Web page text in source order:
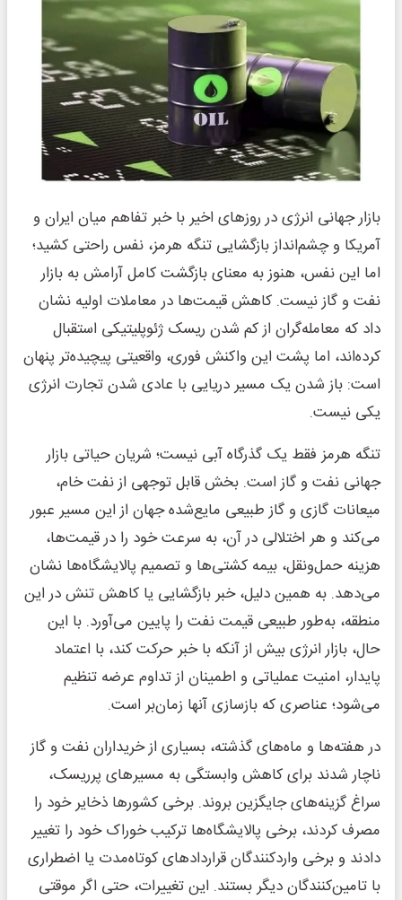
بازار جهانی انرژی در روزهای اخیر با خبر تفاهم میان ایران و
آمریکا و چشم‌انداز بازگشایی تنگه هرمز، نفس راحتی کشید؛
اما این نفس، هنوز به معنای بازگشت کامل آرامش به بازار
نفت و گاز نیست. کاهش قیمت‌ها در معاملات اولیه نشان
داد که معامله‌گران از کم شدن ریسک ژئوپلیتیکی استقبال
کرده‌اند، اما پشت این واکنش فوری، واقعیتی پیچیده‌تر پنهان
است: باز شدن یک مسیر دریایی با عادی شدن تجارت انرژی
یکی نیست.
تنگه هرمز فقط یک گذرگاه آبی نیست؛ شریان حیاتی بازار
جهانی نفت و گاز است. بخش قابل توجهی از نفت خام،
میعانات گازی و گاز طبیعی مایع‌شده جهان از این مسیر عبور
می‌کند و هر اختلالی در آن، به سرعت خود را در قیمت‌ها،
هزینه حمل‌ونقل، بیمه کشتی‌ها و تصمیم پالایشگاه‌ها نشان
می‌دهد. به همین دلیل، خبر بازگشایی یا کاهش تنش در این
منطقه، به‌طور طبیعی قیمت نفت را پایین می‌آورد. با این
حال، بازار انرژی بیش از آنکه با خبر حرکت کند، با اعتماد
پایدار، امنیت عملیاتی و اطمینان از تداوم عرضه تنظیم
می‌شود؛ عناصری که بازسازی آنها زمان‌بر است.
در هفته‌ها و ماه‌های گذشته، بسیاری از خریداران نفت و گاز
ناچار شدند برای کاهش وابستگی به مسیرهای پرریسک،
سراغ گزینه‌های جایگزین بروند. برخی کشورها ذخایر خود را
مصرف کردند، برخی پالایشگاه‌ها ترکیب خوراک خود را تغییر
دادند و برخی واردکنندگان قراردادهای کوتاه‌مدت یا اضطراری
با تامین‌کنندگان دیگر بستند. این تغییرات، حتی اگر موقتی